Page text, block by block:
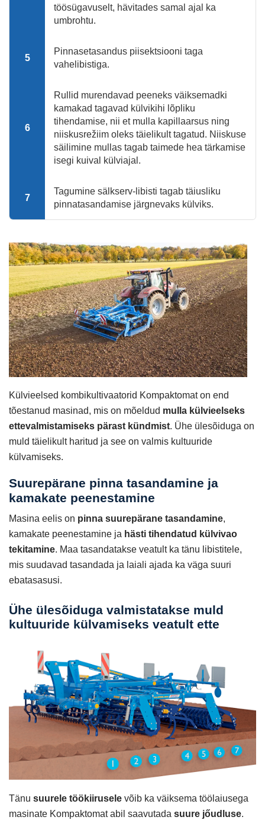
töösügavuselt, hävitades samal ajal ka
umbrohtu.
5
Pinnasetasandus piisektsiooni taga
vahelibistiga.
6
Rullid murendavad peeneks väiksemadki
kamakad tagavad külvikihi lõpliku
tihendamise, nii et mulla kapillaarsus ning
niiskusrežiim oleks täielikult tagatud. Niiskuse
säilimine mullas tagab taimede hea tärkamise
isegi kuival külviajal.
7
Tagumine sälkserv-libisti tagab täiusliku
pinnatasandamise järgnevaks külviks.
Külvieelsed kombikultivaatorid Kompaktomat on end
tõestanud masinad, mis on mõeldud mulla külvieelseks
ettevalmistamiseks pärast kündmist. Ühe ülesõiduga on
muld täielikult haritud ja see on valmis kultuuride
külvamiseks.
Suurepärane pinna tasandamine ja
kamakate peenestamine
Masina eelis on pinna suurepärane tasandamine,
kamakate peenestamine ja hästi tihendatud külvivao
tekitamine. Maa tasandatakse veatult ka tänu libistitele,
mis suudavad tasandada ja laiali ajada ka väga suuri
ebatasasusi.
Ühe ülesõiduga valmistatakse muld
kultuuride külvamiseks veatult ette
Tänu suurele töökiirusele võib ka väiksema töölaiusega
masinate Kompaktomat abil saavutada suure jőudluse